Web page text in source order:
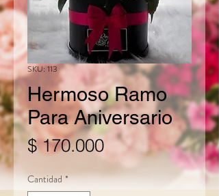
SKU: 113
Hermoso Ramo
Para Aniversario
$ 170.000Precio
Cantidad *